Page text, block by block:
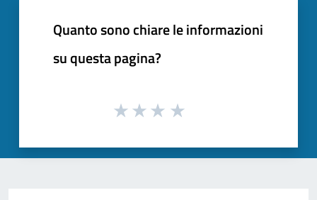
Quanto sono chiare le informazioni
su questa pagina?